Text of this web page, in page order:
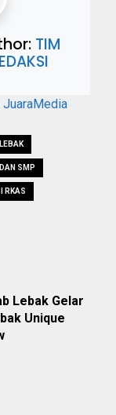
TIM
SMP
RKAS